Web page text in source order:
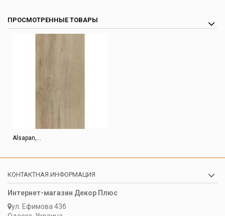
ПРОСМОТРЕННЫЕ ТОВАРЫ
Alsapan,...
КОНТАКТНАЯ ИНФОРМАЦИЯ
Интернет-магазин Декор Плюс
ул. Ефимова 43б